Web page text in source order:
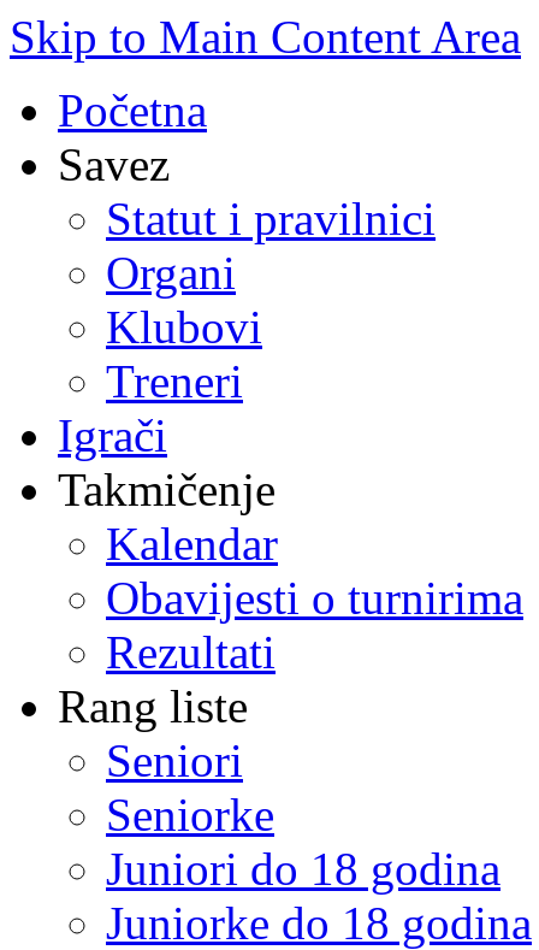
Skip to Main Content Area
Početna
Savez
Statut i pravilnici
Organi
Klubovi
Treneri
Igrači
Takmičenje
Kalendar
Obavijesti o turnirima
Rezultati
Rang liste
Seniori
Seniorke
Juniori do 18 godina
Juniorke do 18 godina